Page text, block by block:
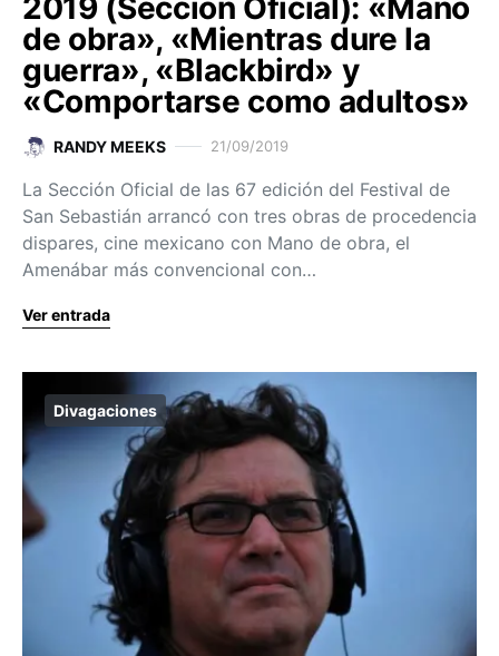
2019 (Sección Oficial): «Mano
de obra», «Mientras dure la
guerra», «Blackbird» y
«Comportarse como adultos»
RANDY MEEKS 21/09/2019
La Sección Oficial de las 67 edición del Festival de
San Sebastián arrancó con tres obras de procedencia
dispares, cine mexicano con Mano de obra, el
Amenábar más convencional con…
Ver entrada
Divagaciones